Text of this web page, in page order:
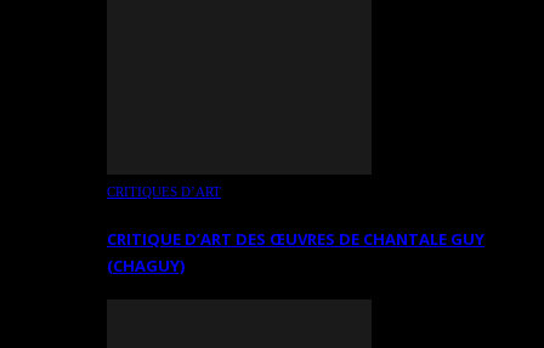
CRITIQUES D’ART
CRITIQUE D’ART DES ŒUVRES DE CHANTALE GUY
(CHAGUY)